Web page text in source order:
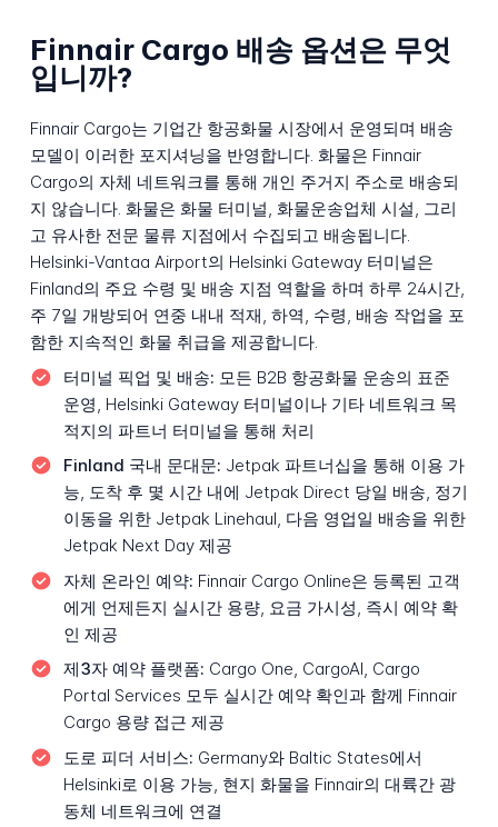
Finnair Cargo 배송 옵션은 무엇
입니까?
Finnair Cargo는 기업간 항공화물 시장에서 운영되며 배송
모델이 이러한 포지셔닝을 반영합니다. 화물은 Finnair
Cargo의 자체 네트워크를 통해 개인 주거지 주소로 배송되
지 않습니다. 화물은 화물 터미널, 화물운송업체 시설, 그리
고 유사한 전문 물류 지점에서 수집되고 배송됩니다.
Helsinki-Vantaa Airport의 Helsinki Gateway 터미널은
Finland의 주요 수령 및 배송 지점 역할을 하며 하루 24시간,
주 7일 개방되어 연중 내내 적재, 하역, 수령, 배송 작업을 포
함한 지속적인 화물 취급을 제공합니다.
터미널 픽업 및 배송: 모든 B2B 항공화물 운송의 표준
운영, Helsinki Gateway 터미널이나 기타 네트워크 목
적지의 파트너 터미널을 통해 처리
Finland 국내 문대문: Jetpak 파트너십을 통해 이용 가
능, 도착 후 몇 시간 내에 Jetpak Direct 당일 배송, 정기
이동을 위한 Jetpak Linehaul, 다음 영업일 배송을 위한
Jetpak Next Day 제공
자체 온라인 예약: Finnair Cargo Online은 등록된 고객
에게 언제든지 실시간 용량, 요금 가시성, 즉시 예약 확
인 제공
제3자 예약 플랫폼: Cargo One, CargoAI, Cargo
Portal Services 모두 실시간 예약 확인과 함께 Finnair
Cargo 용량 접근 제공
도로 피더 서비스: Germany와 Baltic States에서
Helsinki로 이용 가능, 현지 화물을 Finnair의 대륙간 광
동체 네트워크에 연결